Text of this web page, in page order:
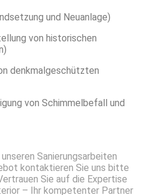
und Neuanlage)
von historischen
denkmalgeschützten
von Schimmelbefall und
Sanierungsarbeiten
kontaktieren Sie uns bitte
Sie auf die Expertise
– Ihr kompetenter Partner